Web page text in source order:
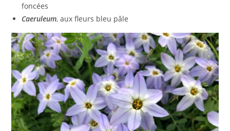
foncées
Caeruleum, aux fleurs bleu pâle